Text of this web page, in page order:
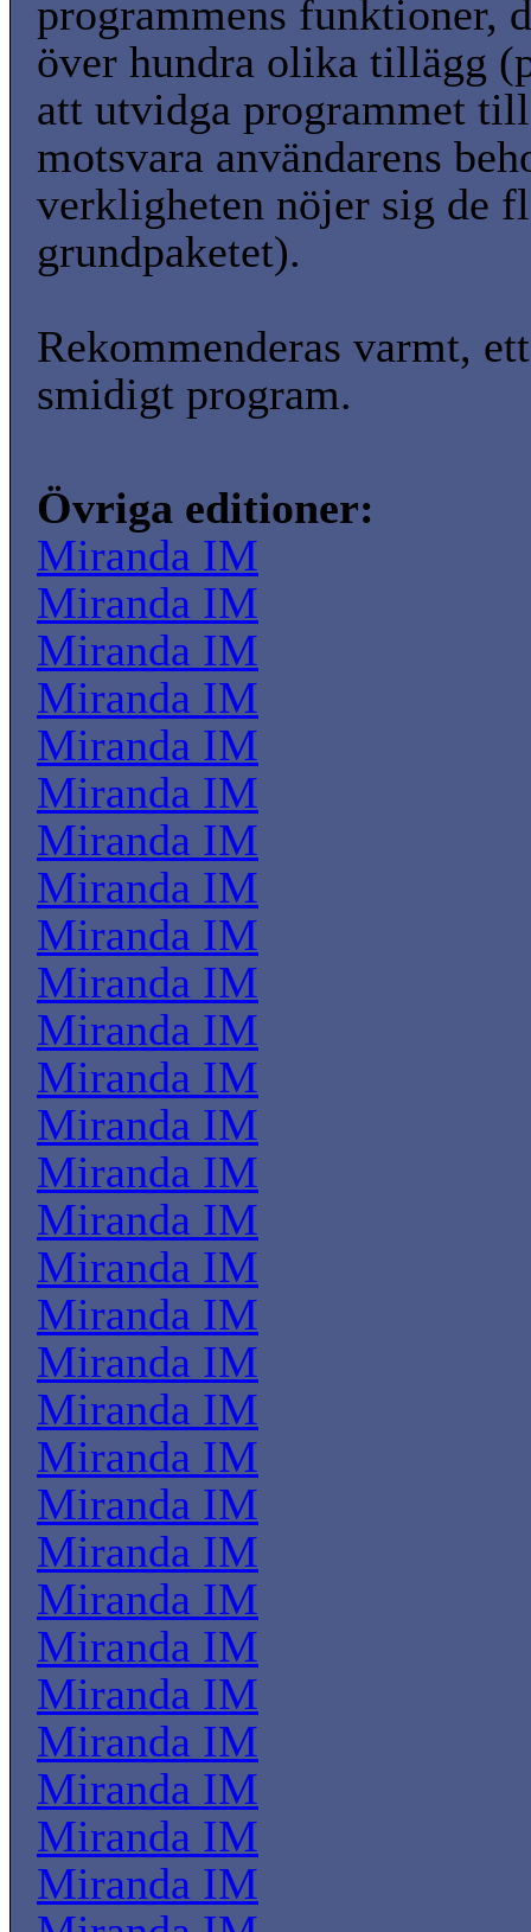
programmens funktioner,
över hundra olika tillägg
att utvidga programmet
motsvara användarens
verkligheten nöjer sig de
grundpaketet).
Rekommenderas varmt,
smidigt program.
Övriga editioner:
Miranda IM
Miranda IM
Miranda IM
Miranda IM
Miranda IM
Miranda IM
Miranda IM
Miranda IM
Miranda IM
Miranda IM
Miranda IM
Miranda IM
Miranda IM
Miranda IM
Miranda IM
Miranda IM
Miranda IM
Miranda IM
Miranda IM
Miranda IM
Miranda IM
Miranda IM
Miranda IM
Miranda IM
Miranda IM
Miranda IM
Miranda IM
Miranda IM
Miranda IM